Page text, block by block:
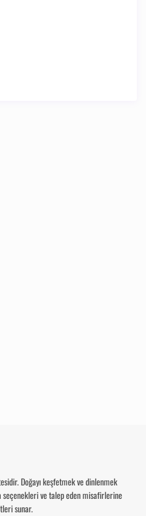
Doğayı keşfetmek ve dinlenmek
ve talep eden misafirlerine
sunar.